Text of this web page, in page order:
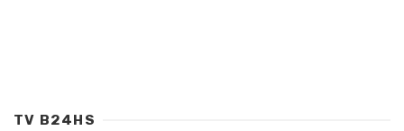
TV B24HS